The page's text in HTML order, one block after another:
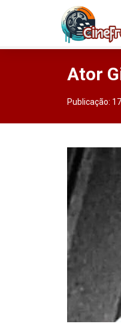
Ator
Publicação: